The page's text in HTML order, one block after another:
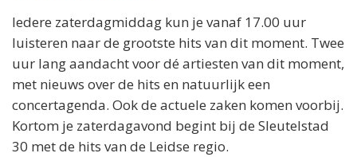
Iedere zaterdagmiddag kun je vanaf 17.00 uur
luisteren naar de grootste hits van dit moment. Twee
uur lang aandacht voor dé artiesten van dit moment,
met nieuws over de hits en natuurlijk een
concertagenda. Ook de actuele zaken komen voorbij.
Kortom je zaterdagavond begint bij de Sleutelstad
30 met de hits van de Leidse regio.